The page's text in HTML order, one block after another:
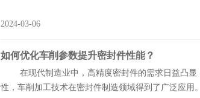
2024-03-06
如何优化车削参数提升密封件性能？
在现代制造业中，高精度密封件的需求日益凸显
性，车削加工技术在密封件制造领域得到了广泛应